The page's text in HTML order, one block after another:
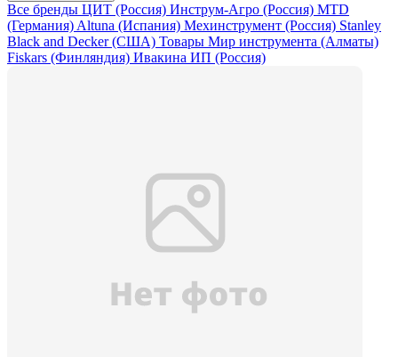
Все бренды ЦИТ (Россия) Инструм-Агро (Россия) MTD
(Германия) Altuna (Испания) Мехинструмент (Россия) Stanley
Black and Decker (CША) Товары Мир инструмента (Алматы)
Fiskars (Финляндия) Ивакина ИП (Россия)